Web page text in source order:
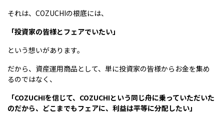
それは、COZUCHIの根底には、
「投資家の皆様とフェアでいたい」
という想いがあります。
だから、資産運用商品として、単に投資家の皆様からお金を集め
るのではなく、
「COZUCHIを信じて、COZUCHIという同じ舟に乗っていただいた
のだから、どこまでもフェアに、利益は平等に分配したい」